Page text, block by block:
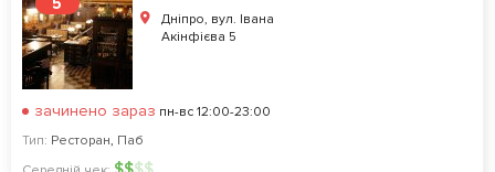
Дніпро, вул. Івана
Акінфієва 5
зачинено зараз пн-вс 12:00-23:00
Тип: Ресторан, Паб